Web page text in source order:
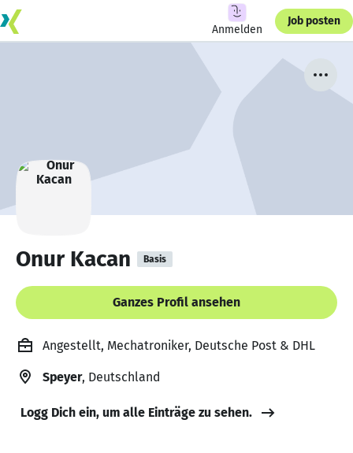
Anmelden
Job posten
Onur Kacan Basis
Ganzes Profil ansehen
Angestellt, Mechatroniker, Deutsche Post & DHL
Speyer, Deutschland
Logg Dich ein, um alle Einträge zu sehen.